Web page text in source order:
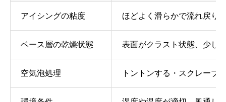
アイシングの粘度 ほどよく滑らかで流れ戻り
ベース層の乾燥状態 表面がクラスト状態、少し
空気泡処理 トントンする・スクレーブ